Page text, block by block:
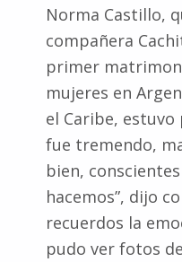
Norma Castillo,
compañera
primer
mujeres en
el Caribe, estuvo
fue tremendo,
bien,
hacemos”, dijo
recuerdos la
pudo ver fotos